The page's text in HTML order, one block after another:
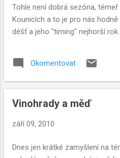
Tohle není dobrá sezóna,
Kounicích a to je pro nás hodně
déšť a jeho "timing" nejhorší
Bordeaux jejich pláč nad
desítek let.
Okomentovat
Vinohrady a měď
září 09, 2010
Dnes jen krátké zamyšlení na